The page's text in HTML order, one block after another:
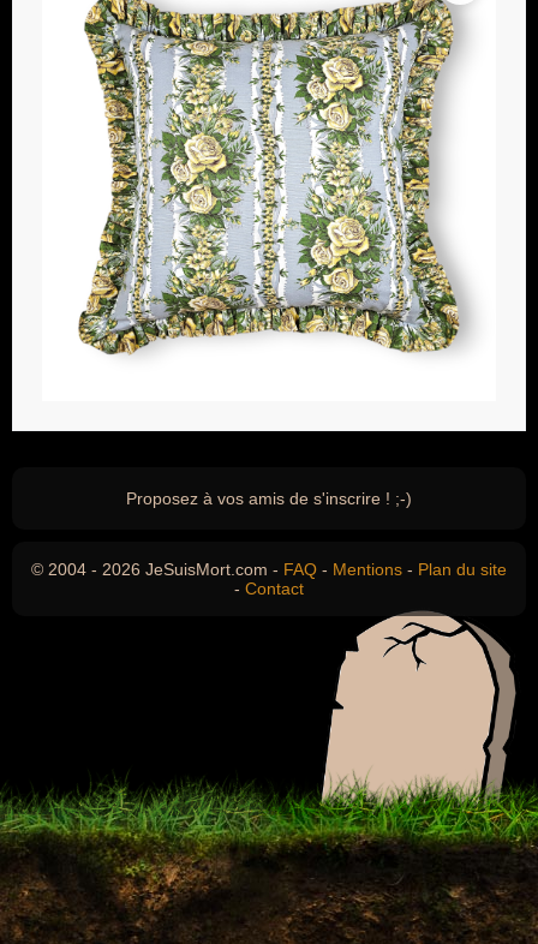
Proposez à vos amis de s'inscrire ! ;-)
© 2004 - 2026 JeSuisMort.com - FAQ - Mentions - Plan du site
- Contact